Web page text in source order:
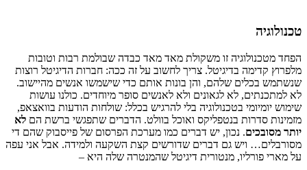
טכנולוגיה
הפחד מטכנולוגיה זו משקולת מאד מאד כבדה שבולמת רבות וטובות
מלפרוץ קדימה בדיגיטל. צריך לחשוב על זה ככה: חברות הדיגיטל רוצות
שנשתמש בכלים שלהם, והן בונות אותם כדי שישמשו אנשים מהיישוב.
לא למתכנתים, לא לגאונים ולא לאנשים סופר מיוחדים. כולנו עושות
שימוש יומיומי בטכנולוגיה בלי להרגיש בכלל: שולחות הודעות בוואצאפ,
מזמינות סדרות בנטפליקס ואוכל בוולט. הדברים שתפגשי ברשת הם לא
יותר מסובכים. נכון, יש דברים כמו מערכת הפרסום של פייסבוק שהם די
מסורבלים… ויש גם דברים שדורשים קצת השקעה ולמידה. אבל אני עפה
על מארי פורליו, מנטורית דיגיטל שהמנטרה שלה היא –